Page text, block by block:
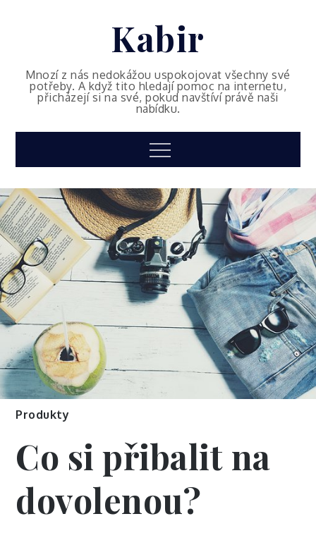
Kabir
Mnozí z nás nedokážou uspokojovat všechny své
potřeby. A když tito hledají pomoc na internetu,
přicházejí si na své, pokud navštíví právě naši
nabídku.
Menu
Produkty
Co si přibalit na
dovolenou?